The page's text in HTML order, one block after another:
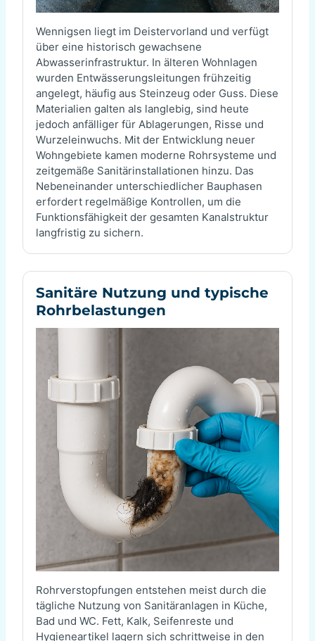
Wennigsen liegt im Deistervorland und verfügt
über eine historisch gewachsene
Abwasserinfrastruktur. In älteren Wohnlagen
wurden Entwässerungsleitungen frühzeitig
angelegt, häufig aus Steinzeug oder Guss. Diese
Materialien galten als langlebig, sind heute
jedoch anfälliger für Ablagerungen, Risse und
Wurzeleinwuchs. Mit der Entwicklung neuer
Wohngebiete kamen moderne Rohrsysteme und
zeitgemäße Sanitärinstallationen hinzu. Das
Nebeneinander unterschiedlicher Bauphasen
erfordert regelmäßige Kontrollen, um die
Funktionsfähigkeit der gesamten Kanalstruktur
langfristig zu sichern.
Sanitäre Nutzung und typische
Rohrbelastungen
Rohrverstopfungen entstehen meist durch die
tägliche Nutzung von Sanitäranlagen in Küche,
Bad und WC. Fett, Kalk, Seifenreste und
Hygieneartikel lagern sich schrittweise in den